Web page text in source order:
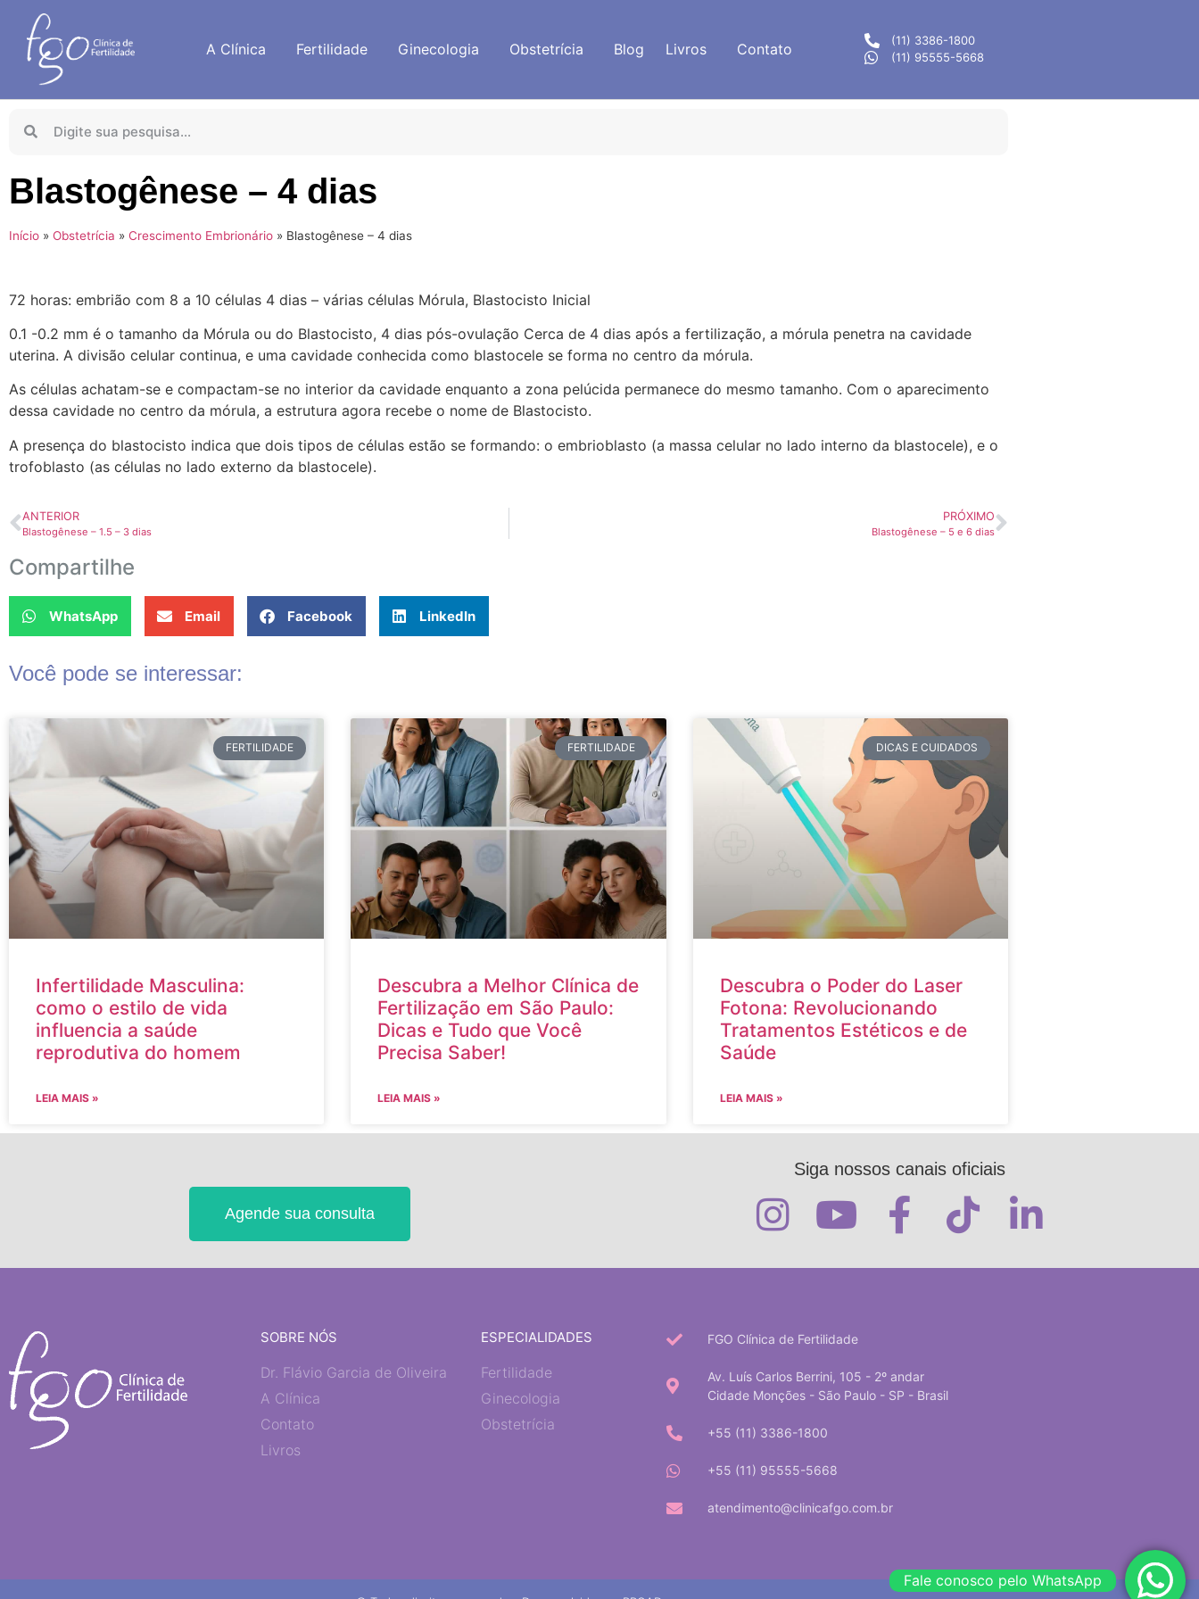
A Clínica Fertilidade Ginecologia Obstetrícia Blog Livros Contato
(11) 3386-1800
(11) 95555-5668
Blastogênese – 4 dias
Início » Obstetrícia » Crescimento Embrionário » Blastogênese – 4 dias
72 horas: embrião com 8 a 10 células 4 dias – várias células Mórula, Blastocisto Inicial
0.1 -0.2 mm é o tamanho da Mórula ou do Blastocisto, 4 dias pós-ovulação Cerca de 4 dias após a fertilização, a mórula penetra na cavidade
uterina. A divisão celular continua, e uma cavidade conhecida como blastocele se forma no centro da mórula.
As células achatam-se e compactam-se no interior da cavidade enquanto a zona pelúcida permanece do mesmo tamanho. Com o aparecimento
dessa cavidade no centro da mórula, a estrutura agora recebe o nome de Blastocisto.
A presença do blastocisto indica que dois tipos de células estão se formando: o embrioblasto (a massa celular no lado interno da blastocele), e o
trofoblasto (as células no lado externo da blastocele).
ANTERIOR
Blastogênese – 1.5 – 3 dias
PRÓXIMO
Blastogênese – 5 e 6 dias
Compartilhe
WhatsApp Email Facebook LinkedIn
Você pode se interessar:
FERTILIDADE
Infertilidade Masculina:
como o estilo de vida
influencia a saúde
reprodutiva do homem
LEIA MAIS »
FERTILIDADE
Descubra a Melhor Clínica de
Fertilização em São Paulo:
Dicas e Tudo que Você
Precisa Saber!
LEIA MAIS »
DICAS E CUIDADOS
Descubra o Poder do Laser
Fotona: Revolucionando
Tratamentos Estéticos e de
Saúde
LEIA MAIS »
Agende sua consulta
Siga nossos canais oficiais
SOBRE NÓS
Dr. Flávio Garcia de Oliveira
A Clínica
Contato
Livros
ESPECIALIDADES
Fertilidade
Ginecologia
Obstetrícia
FGO Clínica de Fertilidade
Av. Luís Carlos Berrini, 105 - 2º andar
Cidade Monções - São Paulo - SP - Brasil
+55 (11) 3386-1800
+55 (11) 95555-5668
atendimento@clinicafgo.com.br
Fale conosco pelo WhatsApp